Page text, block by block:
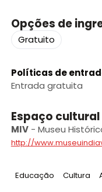
Opções de
Gratuito
Políticas de
Entrada gratuita
Espaço cultural
MIV- Museu
http://
Tag:
Educação Tag:
Cultura